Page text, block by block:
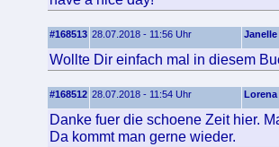
#168513 28.07.2018 - 11:56 Uhr Janelle
Wollte Dir einfach mal in diesem
#168512 28.07.2018 - 11:54 Uhr Lorena
Danke fuer die schoene Zeit hier.
Da kommt man gerne wieder.